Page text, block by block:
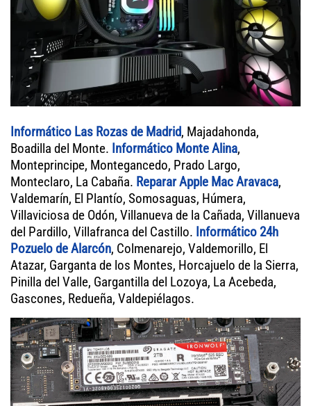
Informático Las Rozas de Madrid, Majadahonda,
Boadilla del Monte. Informático Monte Alina,
Monteprincipe, Montegancedo, Prado Largo,
Monteclaro, La Cabaña. Reparar Apple Mac Aravaca,
Valdemarín, El Plantío, Somosaguas, Húmera,
Villaviciosa de Odón, Villanueva de la Cañada, Villanueva
del Pardillo, Villafranca del Castillo. Informático 24h
Pozuelo de Alarcón, Colmenarejo, Valdemorillo, El
Atazar, Garganta de los Montes, Horcajuelo de la Sierra,
Pinilla del Valle, Gargantilla del Lozoya, La Acebeda,
Gascones, Redueña, Valdepiélagos.